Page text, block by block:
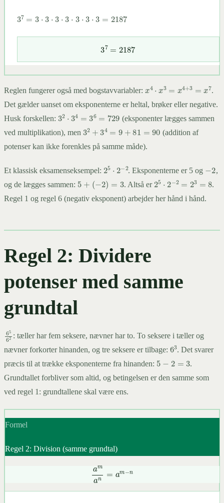
37 ⋅3 ⋅3 3⋅ ⋅3 3 2187
37=2187
Reglen fungerer også med bogstavvariabler: x4 x3=x 4+3= x7
.
Det gælder uanset om eksponenterne er heltal, brøker eller negative.
Husk forskellen: 32 34 =3 6= 729
(eksponenter lægges sammen
ved multiplikation), men 32 + 34=9 +81 =90
(addition af
potenser kan ikke forenkles på samme måde).
Et klassisk eksamenseksempel: 25 2−2. Eksponenterne er 5 og
,
og de lægges sammen: 5 + − )= . Altså er 25 2−2 3=
.
Regel 1 og regel 6 (negativ eksponent) arbejder her hånd i hånd.
Regel 2: Dividere
potenser med samme
grundtal
6562
: tæller har fem seksere, nævner har to. To seksere i tæller og
nævner forkorter hinanden, og tre seksere er tilbage: 63. Det svarer
præcis til at trække eksponenterne fra hinanden:
.
Grundtallet forbliver som altid, og betingelsen er den samme som
ved regel 1: grundtallene skal være ens.
Formel
Regel 2: Division (samme grundtal)
m